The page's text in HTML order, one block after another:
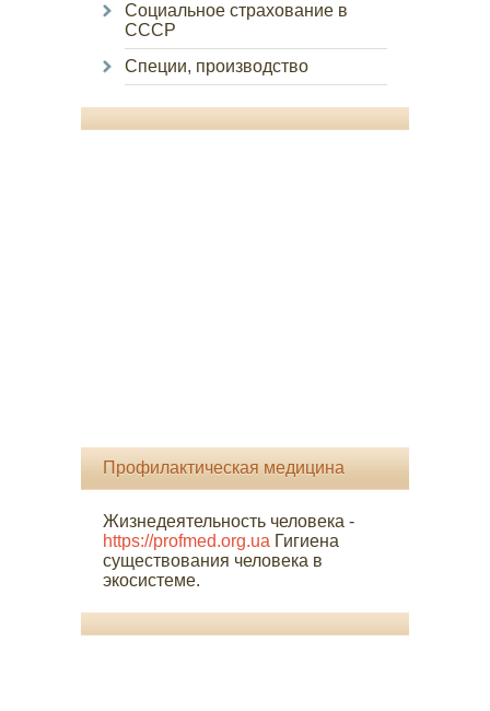
Социальное страхование в
СССР
Специи, производство
Профилактическая медицина
Жизнедеятельность человека -
https://profmed.org.ua Гигиена
существования человека в
экосистеме.